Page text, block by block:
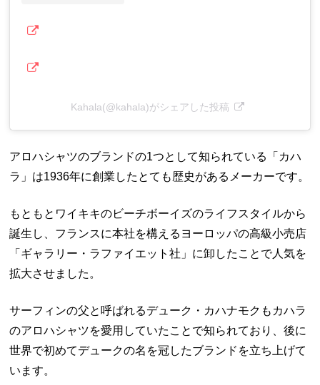
Kahala(@kahala)がシェアした投稿
アロハシャツのブランドの1つとして知られている「カハ
ラ」は1936年に創業したとても歴史があるメーカーです。
もともとワイキキのビーチボーイズのライフスタイルから
誕生し、フランスに本社を構えるヨーロッパの高級小売店
「ギャラリー・ラファイエット社」に卸したことで人気を
拡大させました。
サーフィンの父と呼ばれるデューク・カハナモクもカハラ
のアロハシャツを愛用していたことで知られており、後に
世界で初めてデュークの名を冠したブランドを立ち上げて
います。